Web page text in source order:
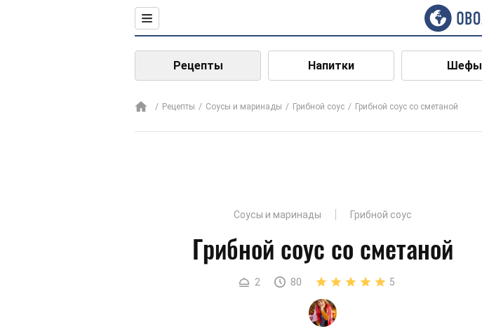
Рецепты Напитки Шефы
Рецепты Соусы и маринады Грибной соус Грибной соус со сметаной
Соусы и маринады Грибной соус
Грибной соус со сметаной
2 80 5